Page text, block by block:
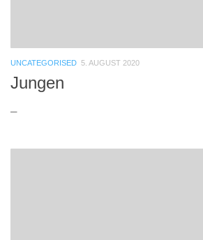
UNCATEGORISED 5. AUGUST 2020
Jungen
–